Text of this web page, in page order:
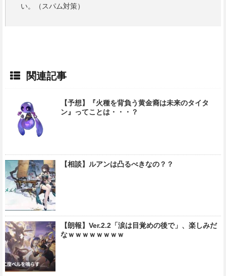
い。（スパム対策）
関連記事
【予想】『火種を背負う黄金裔は未来のタイタ
ン』ってことは・・・？
【相談】ルアンは凸るべきなの？？
【朗報】Ver.2.2「涙は目覚めの後で」、楽しみだ
なｗｗｗｗｗｗｗｗ